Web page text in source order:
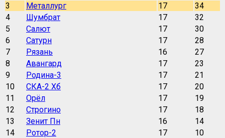
3
Металлург 17
34
4
Шумбрат 17
32
5
Салют 17
30
6
Сатурн 17
28
7
Рязань 16
27
8
Авангард 17
23
9
Родина-3 17
21
10
СКА-2 Хб 17
20
11
Орёл 17
19
12
Строгино 17
18
13
Зенит Пн 16
14
14
Ротор-2 17
10